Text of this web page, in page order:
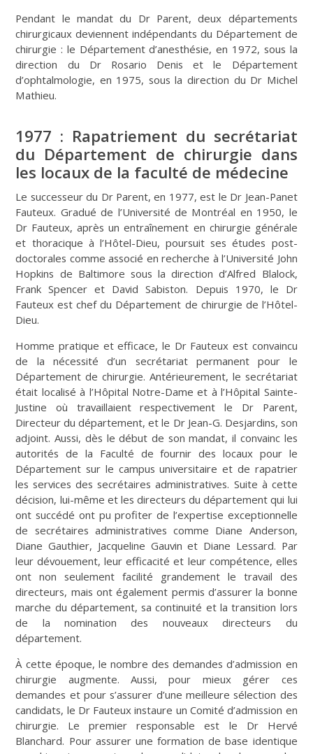
Pendant le mandat du Dr Parent, deux départements
chirurgicaux deviennent indépendants du Département de
chirurgie : le Département d’anesthésie, en 1972, sous la
direction du Dr Rosario Denis et le Département
d’ophtalmologie, en 1975, sous la direction du Dr Michel
Mathieu.
1977 : Rapatriement du secrétariat
du Département de chirurgie dans
les locaux de la faculté de médecine
Le successeur du Dr Parent, en 1977, est le Dr Jean-Panet
Fauteux. Gradué de l’Université de Montréal en 1950, le
Dr Fauteux, après un entraînement en chirurgie générale
et thoracique à l’Hôtel-Dieu, poursuit ses études post-
doctorales comme associé en recherche à l’Université John
Hopkins de Baltimore sous la direction d’Alfred Blalock,
Frank Spencer et David Sabiston. Depuis 1970, le Dr
Fauteux est chef du Département de chirurgie de l’Hôtel-
Dieu.
Homme pratique et efficace, le Dr Fauteux est convaincu
de la nécessité d’un secrétariat permanent pour le
Département de chirurgie. Antérieurement, le secrétariat
était localisé à l’Hôpital Notre-Dame et à l’Hôpital Sainte-
Justine où travaillaient respectivement le Dr Parent,
Directeur du département, et le Dr Jean-G. Desjardins, son
adjoint. Aussi, dès le début de son mandat, il convainc les
autorités de la Faculté de fournir des locaux pour le
Département sur le campus universitaire et de rapatrier
les services des secrétaires administratives. Suite à cette
décision, lui-même et les directeurs du département qui lui
ont succédé ont pu profiter de l’expertise exceptionnelle
de secrétaires administratives comme Diane Anderson,
Diane Gauthier, Jacqueline Gauvin et Diane Lessard. Par
leur dévouement, leur efficacité et leur compétence, elles
ont non seulement facilité grandement le travail des
directeurs, mais ont également permis d’assurer la bonne
marche du département, sa continuité et la transition lors
de la nomination des nouveaux directeurs du
département.
À cette époque, le nombre des demandes d’admission en
chirurgie augmente. Aussi, pour mieux gérer ces
demandes et pour s’assurer d’une meilleure sélection des
candidats, le Dr Fauteux instaure un Comité d’admission en
chirurgie. Le premier responsable est le Dr Hervé
Blanchard. Pour assurer une formation de base identique